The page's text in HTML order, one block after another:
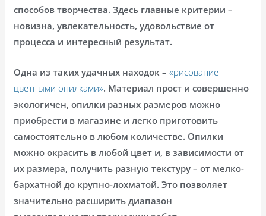
способов творчества. Здесь главные критерии –
новизна, увлекательность, удовольствие от
процесса и интересный результат.
Одна из таких удачных находок –«рисование
цветными опилками». Материал прост и совершенно
экологичен, опилки разных размеров можно
приобрести в магазине и легко приготовить
самостоятельно в любом количестве. Опилки
можно окрасить в любой цвет и, в зависимости от
их размера, получить разную текстуру – от мелко-
бархатной до крупно-лохматой. Это позволяет
значительно расширить диапазон